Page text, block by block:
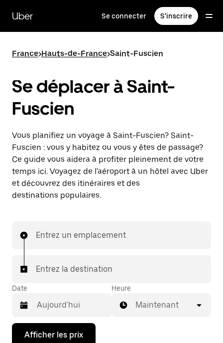
contenu
principal
Uber Se connecter S'inscrire
France>Hauts-de-France>Saint-Fuscien
Se déplacer à Saint-
Fuscien
Vous planifiez un voyage à Saint-Fuscien? Saint-
Fuscien : vous y habitez ou vous y êtes de passage?
Ce guide vous aidera à profiter pleinement de votre
temps ici. Voyagez de l'aéroport à un hôtel avec Uber
et découvrez des itinéraires et des
destinations populaires.
Entrez un emplacement
Entrez la destination
Date
Appuyez
Heure
Maintenant
Afficher les prix